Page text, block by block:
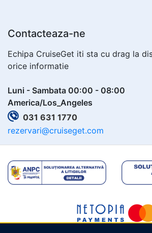
Contacteaza-ne
Echipa CruiseGet iti sta cu drag la
orice informatie
Luni - Sambata 00:00 - 08:00
America/Los_Angeles
031 631 1770
rezervari@cruiseget.com